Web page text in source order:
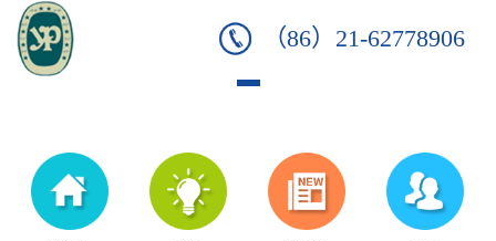
（86）21-62778906